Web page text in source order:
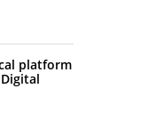
platform